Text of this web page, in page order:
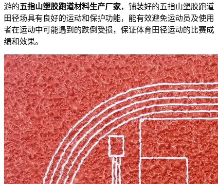
游的五指山塑胶跑道材料生产厂家，铺装好的五指山塑胶跑道
田径场具有良好的运动和保护功能，能有效避免运动员及使用
者在运动中可能遇到的跌倒受损，保证体育田径运动的比赛成
绩和效果。